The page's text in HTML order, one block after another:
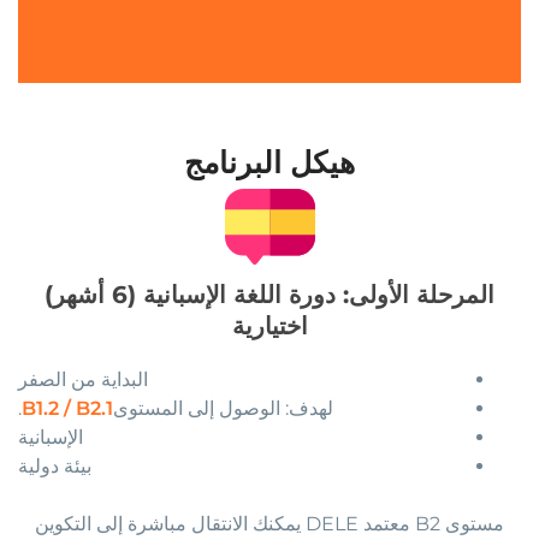
هيكل البرنامج
المرحلة الأولى: دورة اللغة الإسبانية (6 أشهر)
اختيارية
البداية من الصفر
لهدف: الوصول إلى المستوىB1.2 / B2.1
.
الإسبانية
بيئة دولية
مستوى B2 معتمد DELE يمكنك الانتقال مباشرة إلى التكوين